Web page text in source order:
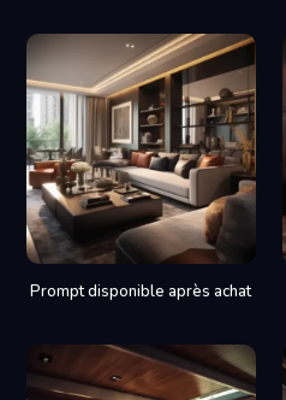
Prompt disponible après achat